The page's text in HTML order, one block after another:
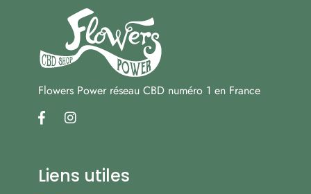
Flowers Power réseau CBD numéro 1 en France
facebookinstagram
Liens utiles